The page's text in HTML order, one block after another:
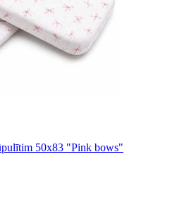
50x83 "Pink bows"